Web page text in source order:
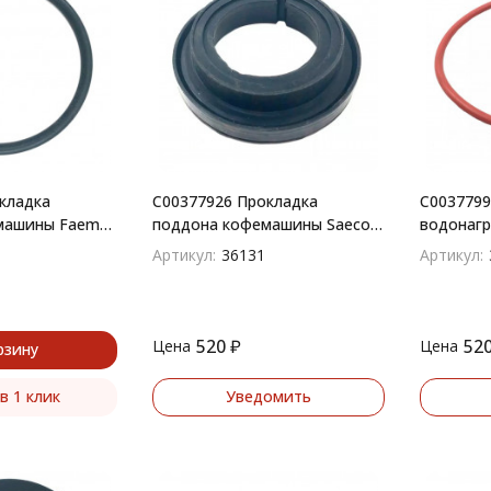
Faema
1 клик
C00377926 Прокладка
поддона кофемашины Saeco,
Whirlpool
Артикул: 36131
Цена 520 ₽
Уведомить
Артикул:
Цена